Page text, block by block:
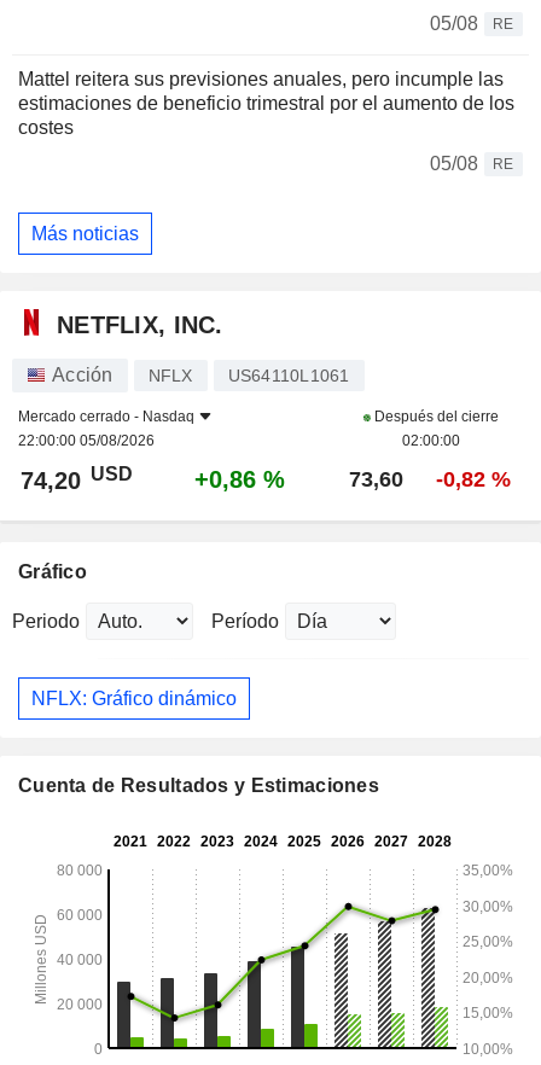
05/08
RE
Mattel reitera sus previsiones anuales, pero incumple las
estimaciones de beneficio trimestral por el aumento de los
costes
05/08
RE
Más noticias
NETFLIX, INC.
Acción NFLX US64110L1061
Mercado cerrado - Nasdaq
22:00:00 05/08/2026
Después del cierre
02:00:00
74,20 USD +0,86 % 73,60 -0,82 %
Gráfico
Periodo Período
NFLX: Gráfico dinámico
Cuenta de Resultados y Estimaciones